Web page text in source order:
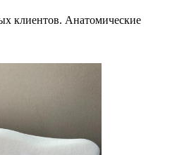
клиентов. Анатомические